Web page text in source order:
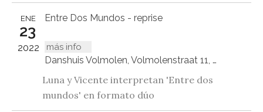
Entre Dos Mundos - reprise
más info
ENE
23
2022
Danshuis Volmolen, Volmolenstraat 11, Maaseik (Opoeteren), België
Luna y Vicente interpretan 'Entre dos
mundos' en formato dúo